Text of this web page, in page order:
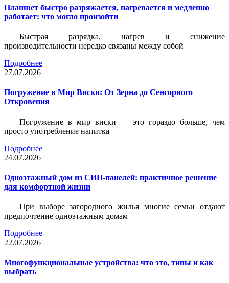
Планшет быстро разряжается, нагревается и медленно
работает: что могло произойти
Быстрая разрядка, нагрев и снижение
производительности нередко связаны между собой
Подробнее
27.07.2026
Погружение в Мир Виски: От Зерна до Сенсорного
Откровения
Погружение в мир виски — это гораздо больше, чем
просто употребление напитка
Подробнее
24.07.2026
Одноэтажный дом из СИП-панелей: практичное решение
для комфортной жизни
При выборе загородного жилья многие семьи отдают
предпочтение одноэтажным домам
Подробнее
22.07.2026
Многофункциональные устройства: что это, типы и как
выбрать